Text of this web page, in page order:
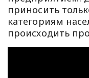
приносить
категориям
происходить